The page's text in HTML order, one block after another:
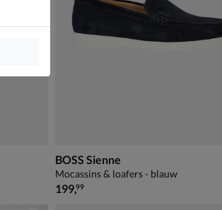
BOSS Sienne
Mocassins & loafers - blauw
€ 199,99
199,99